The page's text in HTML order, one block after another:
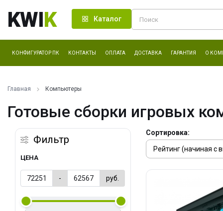
KWIK Каталог
КОНФИГУРАТОР ПК КОНТАКТЫ ОПЛАТА ДОСТАВКА ГАРАНТИЯ О
Главная Компьютеры
Готовые сборки игровых
Фильтр
ЦЕНА
- руб.
Сортировка: